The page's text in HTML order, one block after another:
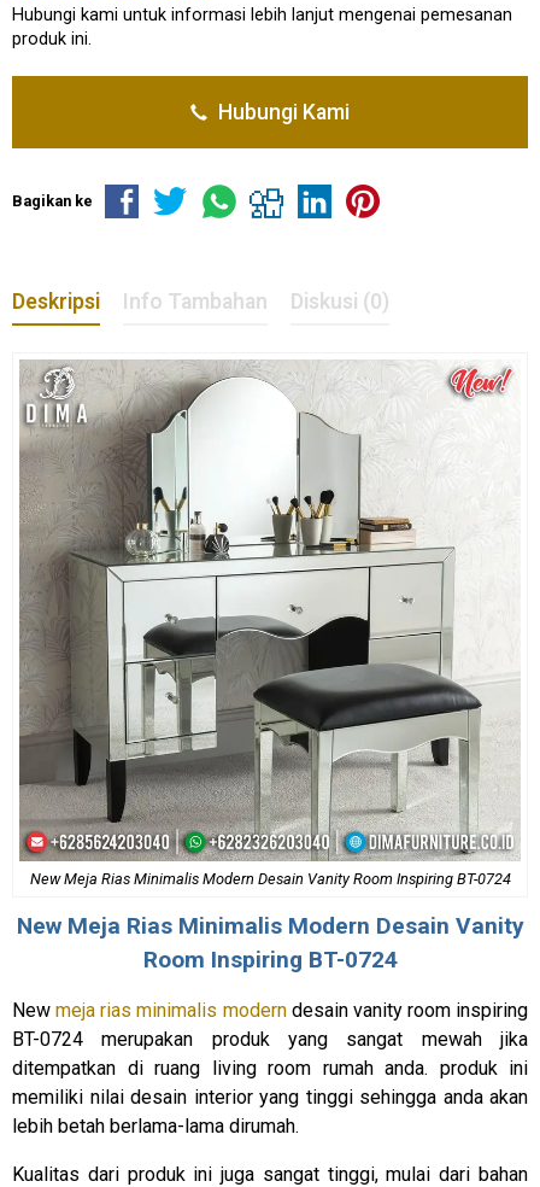
Hubungi kami untuk informasi lebih lanjut mengenai pemesanan
produk ini.
Hubungi Kami
Bagikan ke
Deskripsi Info Tambahan Diskusi (0)
New Meja Rias Minimalis Modern Desain Vanity Room Inspiring BT-0724
New Meja Rias MinimalisModern Desain Vanity
Room Inspiring BT-0724
Newmeja rias minimalis moderndesain vanity room inspiring
BT-0724 merupakan produk yang sangat mewah jika
ditempatkan di ruang living room rumah anda. produk ini
memiliki nilai desain interior yang tinggi sehingga anda akan
lebih betah berlama-lama dirumah.
Kualitas dari produk ini juga sangat tinggi, mulai dari bahan